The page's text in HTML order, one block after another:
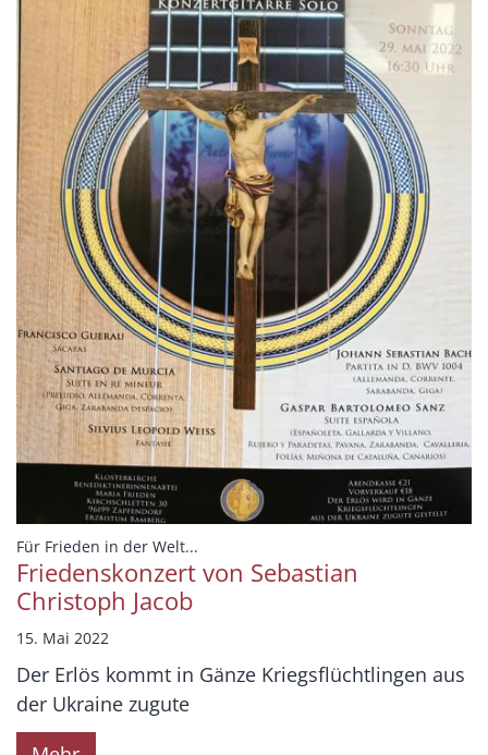
Für Frieden in der Welt...
Friedenskonzert von Sebastian
Christoph Jacob
15. Mai 2022
Der Erlös kommt in Gänze Kriegsflüchtlingen aus
der Ukraine zugute